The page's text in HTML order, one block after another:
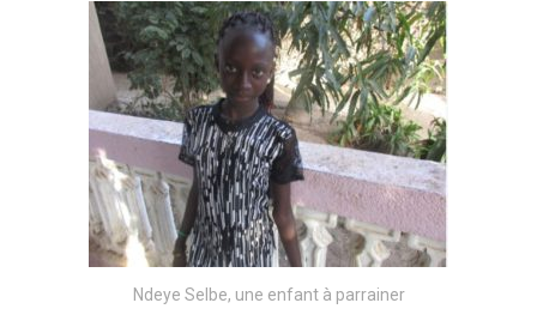
Ndeye Selbe, une enfant à parrainer